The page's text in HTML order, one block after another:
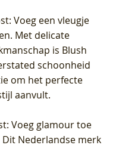
: Voeg een vleugje
Met delicate
is Blush
schoonheid
om het perfecte
aanvult.
: Voeg glamour toe
Dit Nederlandse merk